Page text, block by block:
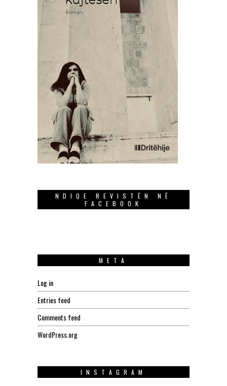
NDIQE REVISTËN NË
FACEBOOK
META
Log in
Entries feed
Comments feed
WordPress.org
INSTAGRAM